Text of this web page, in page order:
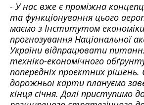
- У нас вже є проміжна
та функціонування цього
маємо з Інститутом
прогнозування Національної
України відпрацювати
техніко-економічного
попередніх проектних
дорожньої карти плануємо
кінця січня. Далі приступимо